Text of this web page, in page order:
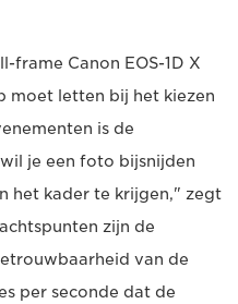
frame Canon EOS-1D X
moet letten bij het kiezen
is de
je een foto bijsnijden
het kader te krijgen," zegt
zijn de
van de
per seconde dat de